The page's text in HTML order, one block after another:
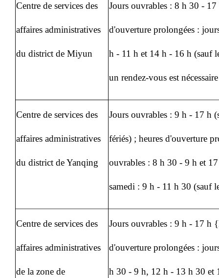
Centre de services des
affaires administratives
du district de Miyun
Jours ouvrables : 8 h 30 -
d'ouverture prolongées :
h - 11 h et 14 h - 16 h (sauf
un rendez-vous est nécessaire
Centre de services des
affaires administratives
du district de Yanqing
Jours ouvrables : 9 h - 17 h
fériés) ; heures d'ouverture
ouvrables : 8 h 30 - 9 h et
samedi : 9 h - 11 h 30 (sauf
Centre de services des
affaires administratives
de la zone de
Jours ouvrables : 9 h - 17 h
d'ouverture prolongées :
h 30 - 9 h, 12 h - 13 h 30 et